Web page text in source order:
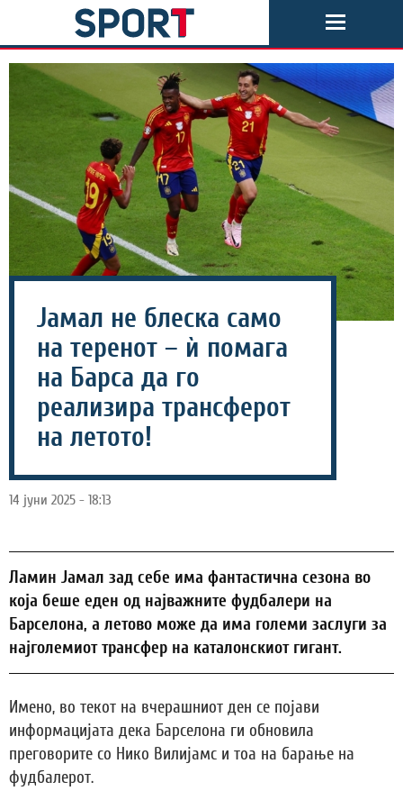
Јамал не блеска само
на теренот – ѝ помага
на Барса да го
реализира трансферот
на летото!
14 јуни 2025 - 18:13
Ламин Јамал зад себе има фантастична сезона во
која беше еден од најважните фудбалери на
Барселона, а летово може да има големи заслуги за
најголемиот трансфер на каталонскиот гигант.
Имено, во текот на вчерашниот ден се појави
информацијата дека Барселона ги обновила
преговорите со Нико Вилијамс и тоа на барање на
фудбалерот.